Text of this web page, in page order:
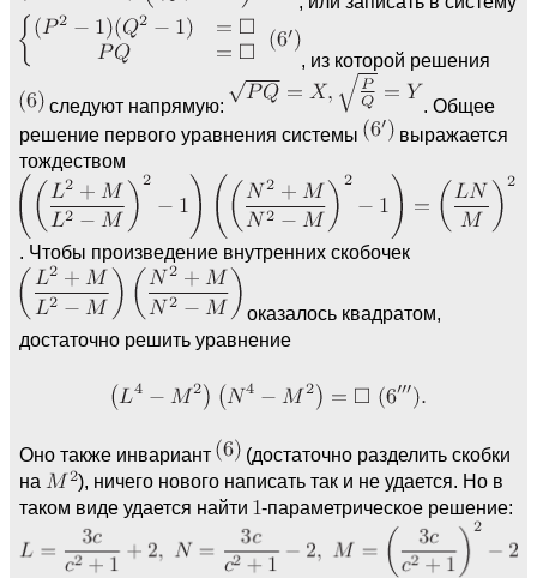
, из которой решения
следуют напрямую:
. Общее
решение первого уравнения системы
выражается
тождеством
. Чтобы произведение внутренних скобочек
оказалось квадратом,
достаточно решить уравнение
Оно также инвариант
(достаточно разделить скобки
на
), ничего нового написать так и не удается. Но в
таком виде удается найти
-параметрическое решение: